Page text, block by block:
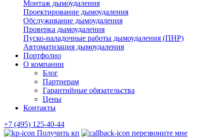
Монтаж дымоудаления
Проектирование дымоудаления
Обслуживание дымоудаления
Проверка дымоудаления
Пуско-наладочные работы дымоудаления (ПНР)
Автоматизация дымоудаления
Портфолио
О компании
Блог
Партнерам
Гарантийные обязательства
Цены
Контакты
+7 (495) 125-40-44
Получить кп
перезвоните мне